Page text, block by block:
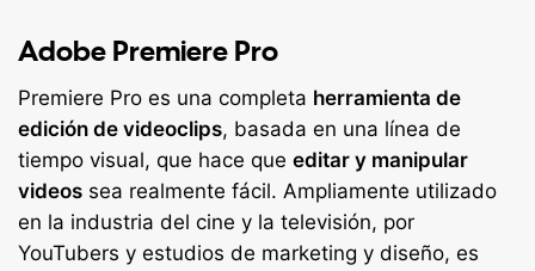
Adobe Premiere Pro
Premiere Pro es una completa herramienta de
edición de videoclips, basada en una línea de
tiempo visual, que hace que editar y manipular
videos sea realmente fácil. Ampliamente utilizado
en la industria del cine y la televisión, por
YouTubers y estudios de marketing y diseño, es